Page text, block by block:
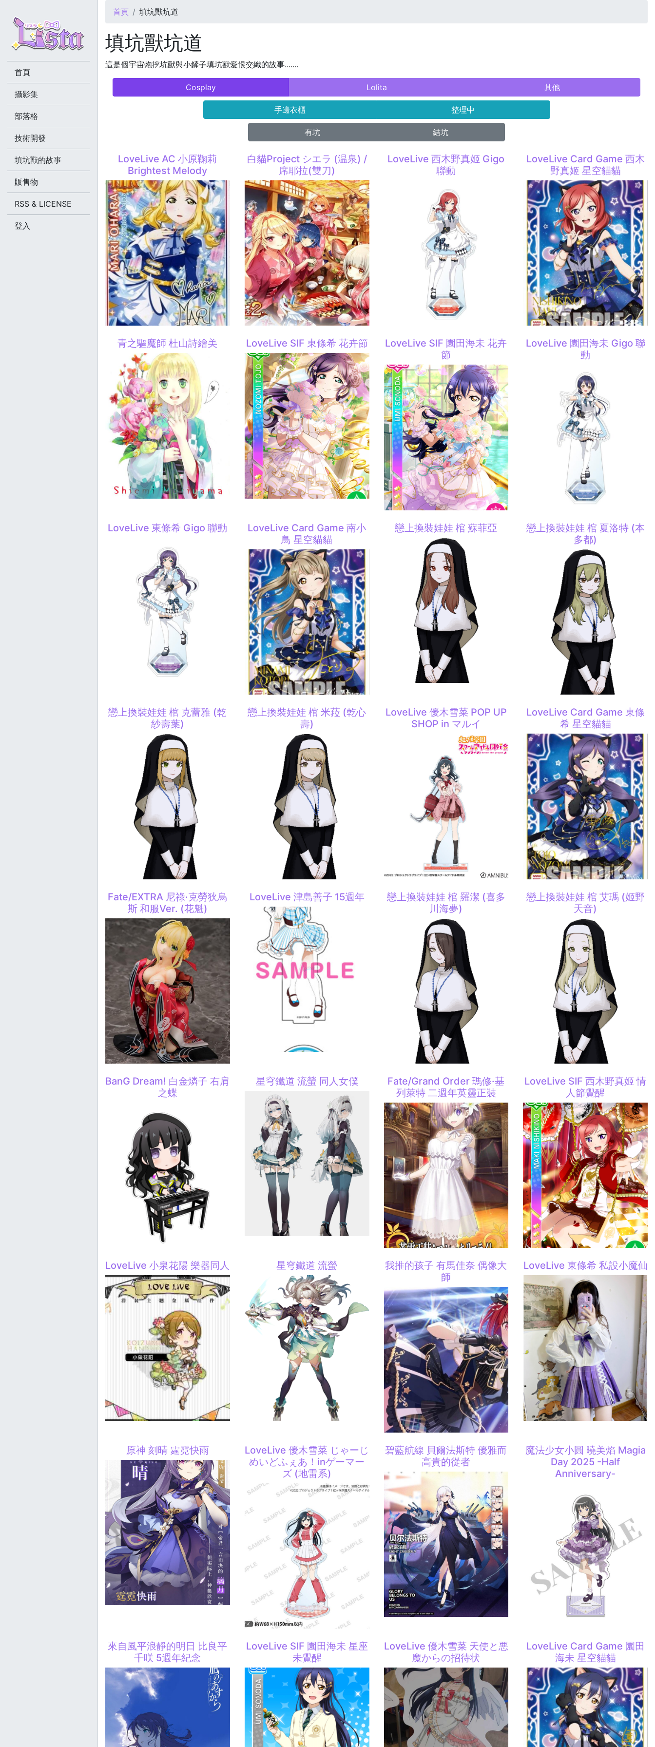
您在這裡
首頁 填坑獸坑道
填坑獸坑道
這是個宇宙炮挖坑獸與小鏟子填坑獸愛恨交織的故事.......
Cosplay Lolita 其他
手邊衣櫃 整理中
有坑 結坑
LoveLive AC 小原鞠莉
Brightest Melody
白貓Project シエラ (温泉) /
席耶拉(雙刀)
LoveLive 西木野真姬 Gigo
聯動
LoveLive Card Game 西木
野真姬 星空貓貓
青之驅魔師 杜山詩繪美 LoveLive SIF 東條希 花卉節
LoveLive SIF 園田海未 花卉
節
LoveLive 園田海未 Gigo 聯
動
LoveLive 東條希 Gigo 聯動
LoveLive Card Game 南小
鳥 星空貓貓
戀上換裝娃娃 棺 蘇菲亞
戀上換裝娃娃 棺 夏洛特 (本
多都)
戀上換裝娃娃 棺 克蕾雅 (乾
紗壽葉)
戀上換裝娃娃 棺 米菈 (乾心
壽)
LoveLive 優木雪菜 POP UP
SHOP in マルイ
LoveLive Card Game 東條
希 星空貓貓
Fate/EXTRA 尼祿·克勞狄烏
斯 和服Ver. (花魁)
LoveLive 津島善子 15週年
戀上換裝娃娃 棺 羅潔 (喜多
川海夢)
戀上換裝娃娃 棺 艾瑪 (姬野
天音)
BanG Dream! 白金燐子 右肩
之蝶
星穹鐵道 流螢 同人女僕
Fate/Grand Order 瑪修·基
列萊特 二週年英靈正裝
LoveLive SIF 西木野真姬 情
人節覺醒
LoveLive 小泉花陽 樂器同人 星穹鐵道 流螢
我推的孩子 有馬佳奈 偶像大
師
LoveLive 東條希 私設小魔仙
原神 刻晴 霆霓快雨
LoveLive 優木雪菜 じゃーじ
めいどふぇあ！inゲーマー
ズ (地雷系)
碧藍航線 貝爾法斯特 優雅而
高貴的從者
魔法少女小圓 曉美焰 Magia
Day 2025 -Half
Anniversary-
來自風平浪靜的明日 比良平
千咲 5週年紀念
LoveLive SIF 園田海未 星座
未覺醒
LoveLive 優木雪菜 天使と悪
魔からの招待状
LoveLive Card Game 園田
海未 星空貓貓
首頁
攝影集
部落格
技術開發
填坑獸的故事
販售物
RSS & LICENSE
登入